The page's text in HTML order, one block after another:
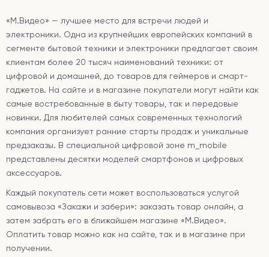
«М.Видео» — лучшее место для встречи людей и
электроники. Одна из крупнейших европейских компаний в
сегменте бытовой техники и электроники предлагает своим
клиентам более 20 тысяч наименований техники: от
цифровой и домашней, до товаров для геймеров и смарт-
гаджетов. На сайте и в магазине покупатели могут найти как
самые востребованные в быту товары, так и передовые
новинки. Для любителей самых современных технологий
компания организует ранние старты продаж и уникальные
предзаказы. В специальной цифровой зоне m_mobile
представлены десятки моделей смартфонов и цифровых
аксессуаров.
Каждый покупатель сети может воспользоваться услугой
самовывоза «Закажи и забери»: заказать товар онлайн, а
затем забрать его в ближайшем магазине «М.Видео».
Оплатить товар можно как на сайте, так и в магазине при
получении.